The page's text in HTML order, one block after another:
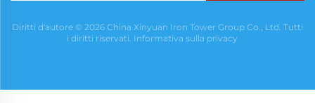
Diritti d'autore © 2026 China Xinyuan Iron Tower Group Co., Ltd. Tutti
i diritti riservati. Informativa sulla privacy